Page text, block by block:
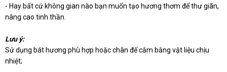
- Hay bất cứ không gian nào bạn muốn tạo hương thơm để thư giãn,
nâng cao tinh thần.
Lưu ý:
Sử dụng bát hương phù hợp hoặc chân đế cắm bằng vật liệu chịu
nhiệt;